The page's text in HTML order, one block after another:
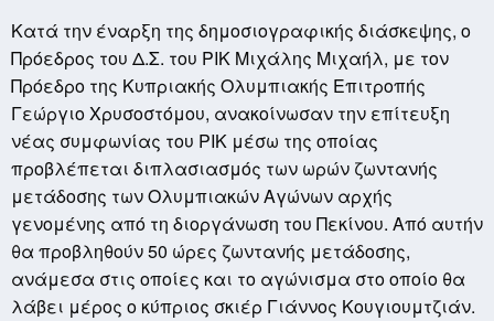
Κατά την έναρξη της δημοσιογραφικής διάσκεψης, ο
Πρόεδρος του Δ.Σ. του ΡΙΚ Μιχάλης Μιχαήλ, με τον
Πρόεδρο της Κυπριακής Ολυμπιακής Επιτροπής
Γεώργιο Χρυσοστόμου, ανακοίνωσαν την επίτευξη
νέας συμφωνίας του ΡΙΚ μέσω της οποίας
προβλέπεται διπλασιασμός των ωρών ζωντανής
μετάδοσης των Ολυμπιακών Αγώνων αρχής
γενομένης από τη διοργάνωση του Πεκίνου. Από αυτήν
θα προβληθούν 50 ώρες ζωντανής μετάδοσης,
ανάμεσα στις οποίες και το αγώνισμα στο οποίο θα
λάβει μέρος ο κύπριος σκιέρ Γιάννος Κουγιουμτζιάν.